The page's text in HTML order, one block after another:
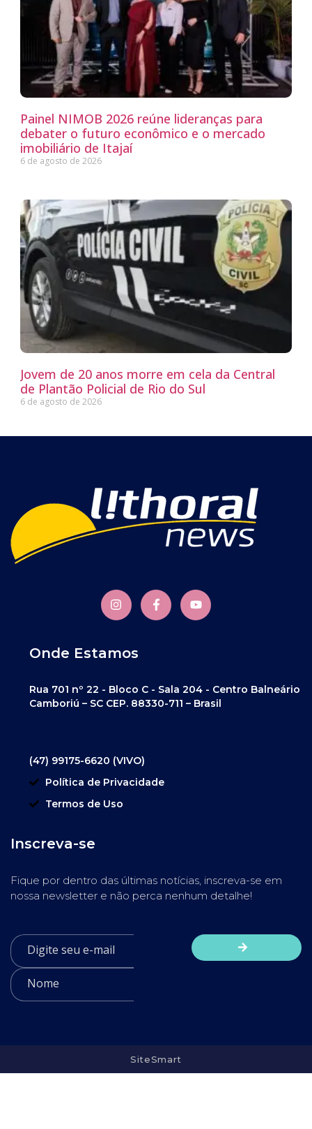
Painel NIMOB 2026 reúne lideranças para
debater o futuro econômico e o mercado
imobiliário de Itajaí
6 de agosto de 2026
Jovem de 20 anos morre em cela da Central
de Plantão Policial de Rio do Sul
6 de agosto de 2026
Onde Estamos
Rua 701 nº 22 - Bloco C - Sala 204 - Centro Balneário
Camboriú – SC CEP. 88330-711 – Brasil
(47) 99175-6620 (VIVO)
Política de Privacidade
Termos de Uso
Inscreva-se
Fique por dentro das últimas notícias, inscreva-se em
nossa newsletter e não perca nenhum detalhe!
SiteSmart